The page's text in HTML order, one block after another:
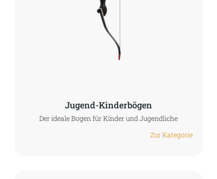
Jugend-Kinderbögen
Der ideale Bogen für Kinder und Jugendliche
Zur Kategorie